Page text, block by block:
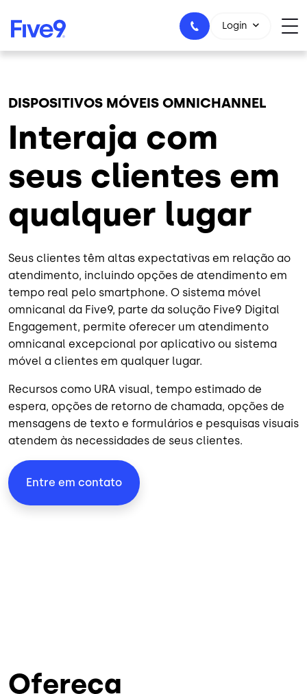
+55-11-99434-6533
Login
DISPOSITIVOS MÓVEIS OMNICHANNEL
Interaja com
seus clientes em
qualquer lugar
Seus clientes têm altas expectativas em relação ao
atendimento, incluindo opções de atendimento em
tempo real pelo smartphone. O sistema móvel
omnicanal da Five9, parte da solução Five9 Digital
Engagement, permite oferecer um atendimento
omnicanal excepcional por aplicativo ou sistema
móvel a clientes em qualquer lugar.
Recursos como URA visual, tempo estimado de
espera, opções de retorno de chamada, opções de
mensagens de texto e formulários e pesquisas visuais
atendem às necessidades de seus clientes.
Entre em contato
Ofereça